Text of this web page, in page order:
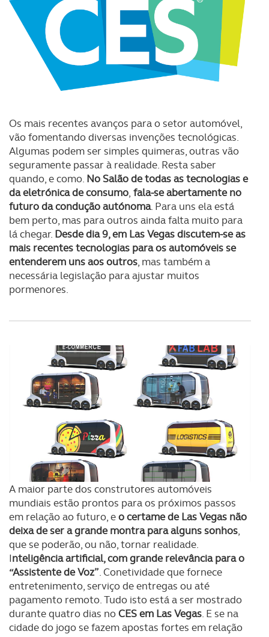
Os mais recentes avanços para o setor automóvel,
vão fomentando diversas invenções tecnológicas.
Algumas podem ser simples quimeras, outras vão
seguramente passar à realidade. Resta saber
quando, e como. No Salão de todas as tecnologias e
da eletrónica de consumo, fala-se abertamente no
futuro da condução autónoma. Para uns ela está
bem perto, mas para outros ainda falta muito para
lá chegar. Desde dia 9, em Las Vegas discutem-se as
mais recentes tecnologias para os automóveis se
entenderem uns aos outros, mas também a
necessária legislação para ajustar muitos
pormenores.
A maior parte dos construtores automóveis
mundiais estão prontos para os próximos passos
em relação ao futuro, eo certame de Las Vegas não
deixa de ser a grande montra para alguns sonhos,
que se poderão, ou não, tornar realidade.
Inteligência artificial, com grande relevância para o
“Assistente de Voz”. Conetividade que fornece
entretenimento, serviço de entregas ou até
pagamento remoto. Tudo isto está a ser mostrado
durante quatro dias noCES em Las Vegas. E se na
cidade do jogo se fazem apostas fortes em relação